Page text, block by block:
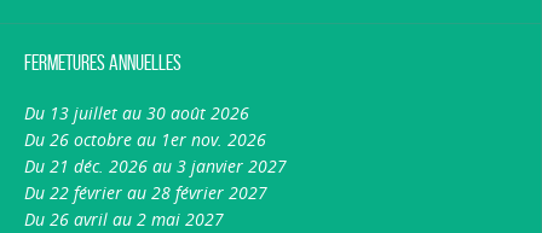
Fermetures annuelles
Du 13 juillet au 30 août 2026
Du 26 octobre au 1er nov. 2026
Du 21 déc. 2026 au 3 janvier 2027
Du 22 février au 28 février 2027
Du 26 avril au 2 mai 2027